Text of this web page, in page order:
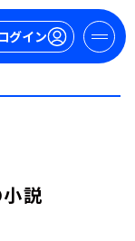
グイン
説